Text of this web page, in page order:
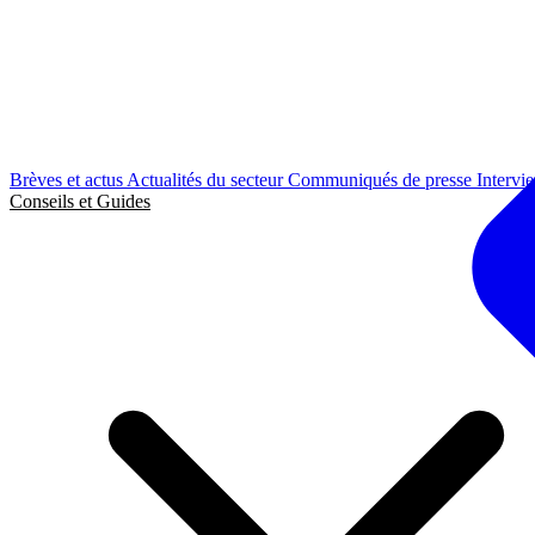
Brèves et actus Actualités du secteurCommuniqués de presse
Conseils et Guides